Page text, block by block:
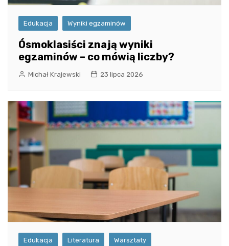
Edukacja Wyniki egzaminów
Ósmoklasiści znają wyniki
egzaminów – co mówią liczby?
Michał Krajewski 23 lipca 2026
Edukacja Literatura Warsztaty